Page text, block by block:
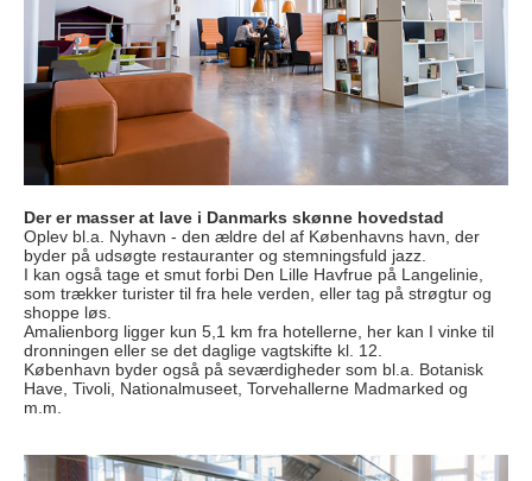
Der er masser at lave i Danmarks skønne hovedstad
Oplev bl.a. Nyhavn - den ældre del af Københavns havn, der
byder på udsøgte restauranter og stemningsfuld jazz.
I kan også tage et smut forbi Den Lille Havfrue på Langelinie,
som trækker turister til fra hele verden, eller tag på strøgtur og
shoppe løs.
Amalienborg ligger kun 5,1 km fra hotellerne, her kan I vinke til
dronningen eller se det daglige vagtskifte kl. 12.
København byder også på seværdigheder som bl.a. Botanisk
Have, Tivoli, Nationalmuseet, Torvehallerne Madmarked og
m.m.